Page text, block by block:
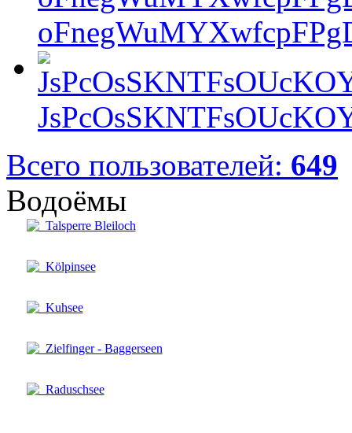
Всего пользователей: 649
Водоёмы
Talsperre Bleiloch
Kölpinsee
Kuhsee
Zielfinger - Baggerseen
Raduschsee